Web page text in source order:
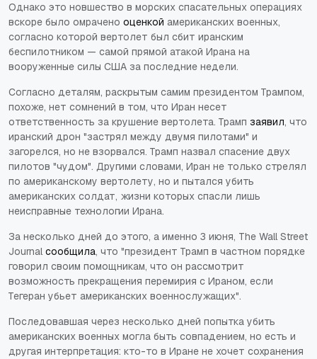
Однако это новшество в морских спасательных операциях
вскоре было омрачено оценкой американских военных,
согласно которой вертолет был сбит иранским
беспилотником — самой прямой атакой Ирана на
вооруженные силы США за последние недели.
Согласно деталям, раскрытым самим президентом Трампом,
похоже, нет сомнений в том, что Иран несет
ответственность за крушение вертолета. Трамп заявил, что
иранский дрон "застрял между двумя пилотами" и
загорелся, но не взорвался. Трамп назвал спасение двух
пилотов "чудом". Другими словами, Иран не только стрелял
по американскому вертолету, но и пытался убить
американских солдат, жизни которых спасли лишь
неисправные технологии Ирана.
За несколько дней до этого, а именно 3 июня, The Wall Street
Journal сообщила, что "президент Трамп в частном порядке
говорил своим помощникам, что он рассмотрит
возможность прекращения перемирия с Ираном, если
Тегеран убьет американских военнослужащих".
Последовавшая через несколько дней попытка убить
американских военных могла быть совпадением, но есть и
другая интерпретация: кто-то в Иране не хочет сохранения